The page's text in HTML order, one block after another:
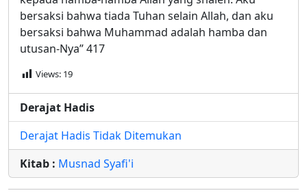
bersaksi bahwa tiada Tuhan selain Allah, dan aku
bersaksi bahwa Muhammad adalah hamba dan
utusan-Nya” 417
Views: 19
Derajat Hadis
Derajat Hadis Tidak Ditemukan
Kitab : Musnad Syafi'i